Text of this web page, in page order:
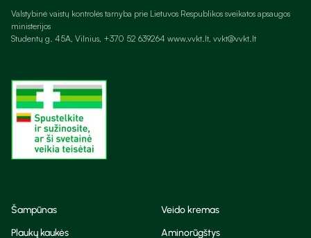
Valstybinė vaistų kontrolės tarnyba prie Lietuvos Respublikos sveikatos apsaugos
ministerijos
Studentų g. 45A, Vilnius, +370 52 639264 www.vvkt.lt, vvkt@vvkt.lt
Šampūnas
Veido kremas
Plaukų kaukės
Aminorūgštys